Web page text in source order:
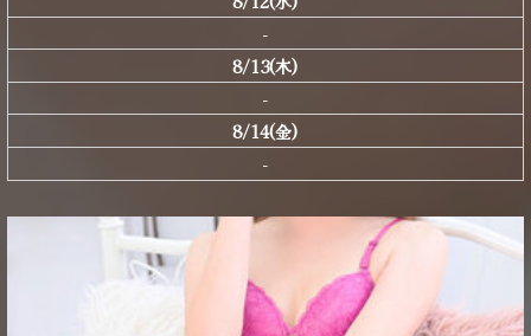
-
8/13(木)
-
8/14(金)
-